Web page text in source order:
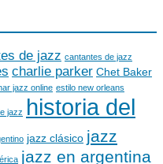
de jazz cantantes de jazz
charlie parker Chet Baker
jazz online estilo new orleans
jazz historia del
jazz clásico jazz
jazz en argentina